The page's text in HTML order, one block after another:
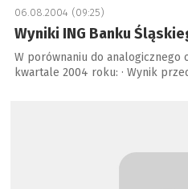
06.08.2004 (09:25)
Wyniki ING Banku
W porównaniu do analogicznego
kwartale 2004 roku: · Wynik